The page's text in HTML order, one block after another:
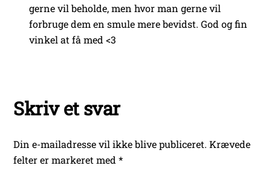
gerne vil beholde, men hvor man gerne vil
forbruge dem en smule mere bevidst. God og fin
vinkel at få med <3
Skriv et svar
Din e-mailadresse vil ikke blive publiceret. Krævede
felter er markeret med*